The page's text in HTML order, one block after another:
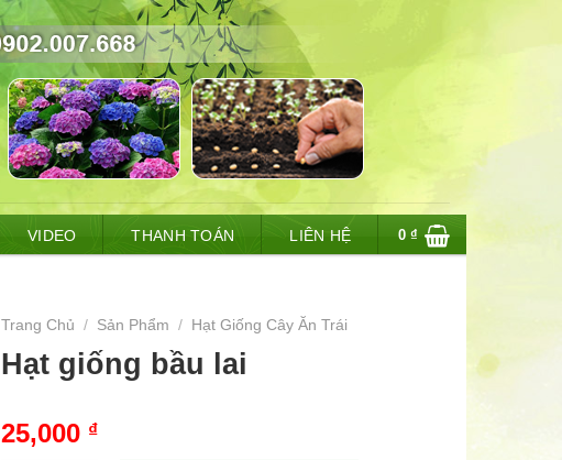
VIDEO THANH TOÁN LIÊN HỆ 0₫
Trang Chủ / Sản Phẩm / Hạt Giống Cây Ăn Trái
Hạt giống bầu lai
25,000 ₫